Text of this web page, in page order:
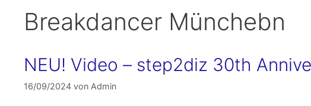
Breakdancer Münchebn
NEU! Video – step2diz 30th
16/09/2024 von Admin